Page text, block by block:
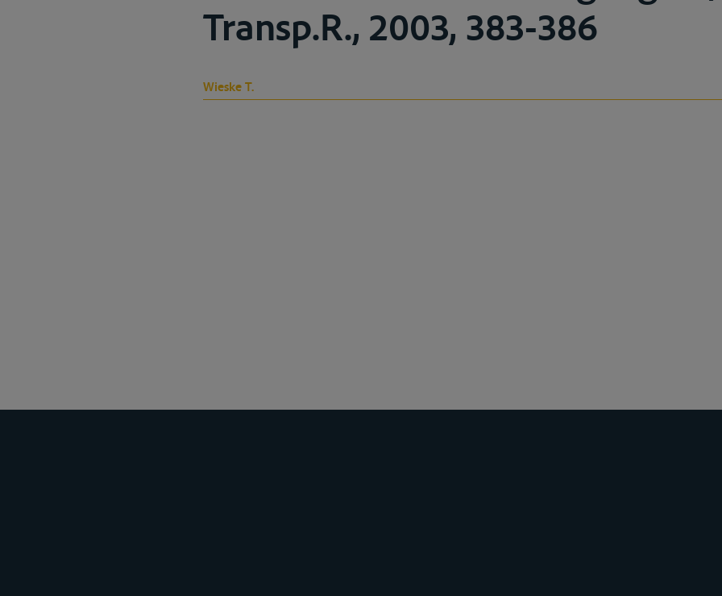
Transp.R., 2003, 383-386
Wieske T.